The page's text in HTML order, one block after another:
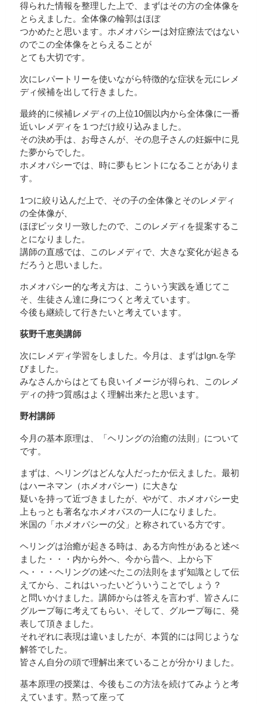
得られた情報を整理した上で、まずはその方の全体像を
とらえました。全体像の輪郭はほぼ
つかめたと思います。ホメオパシーは対症療法ではない
のでこの全体像をとらえることが
とても大切です。
次にレパートリーを使いながら特徴的な症状を元にレメ
ディ候補を出して行きました。
最終的に候補レメディの上位10個以内から全体像に一番
近いレメディを１つだけ絞り込みました。
その決め手は、お母さんが、その息子さんの妊娠中に見
た夢からでした。
ホメオパシーでは、時に夢もヒントになることがありま
す。
1つに絞り込んだ上で、その子の全体像とそのレメディ
の全体像が、
ほぼピッタリ一致したので、このレメディを提案するこ
とになりました。
講師の直感では、このレメディで、大きな変化が起きる
だろうと思いました。
ホメオパシー的な考え方は、こういう実践を通じてこ
そ、生徒さん達に身につくと考えています。
今後も継続して行きたいと考えています。
荻野千恵美講師
次にレメディ学習をしました。今月は、まずはIgn.を学
びました。
みなさんからはとても良いイメージが得られ、このレメ
ディの持つ質感はよく理解出来たと思います。
野村講師
今月の基本原理は、「ヘリングの治癒の法則」について
です。
まずは、ヘリングはどんな人だったか伝えました。最初
はハーネマン（ホメオパシー）に大きな
疑いを持って近づきましたが、やがて、ホメオパシー史
上もっとも著名なホメオパスの一人になりました。
米国の「ホメオパシーの父」と称されている方です。
ヘリングは治癒が起きる時は、ある方向性があると述べ
ました・・・内から外へ、今から昔へ、上から下
へ・・・ヘリングの述べたこの法則をまず知識として伝
えてから、これはいったいどういうことでしょう？
と問いかけました。講師からは答えを言わず、皆さんに
グループ毎に考えてもらい、そして、グループ毎に、発
表して頂きました。
それぞれに表現は違いましたが、本質的には同じような
解答でした。
皆さん自分の頭で理解出来ていることが分かりました。
基本原理の授業は、今後もこの方法を続けてみようと考
えています。黙って座って